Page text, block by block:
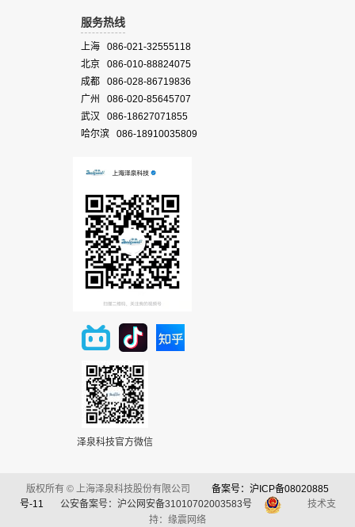
服务热线
上海 086-021-32555118
北京 086-010-88824075
成都 086-028-86719836
广州 086-020-85645707
武汉 086-18627071855
哈尔滨 086-18910035809
泽泉科技官方微信
版权所有 © 上海泽泉科技股份有限公司
备案号：沪ICP备08020885
号-11
公安备案号：沪公网安备31010702003583号
技术支
持：缘震网络